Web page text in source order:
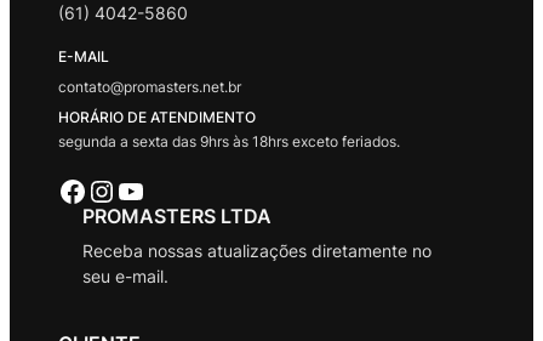
(61) 4042-5860
E-MAIL
contato@promasters.net.br
HORÁRIO DE ATENDIMENTO
segunda a sexta das 9hrs às 18hrs exceto feriados.
Facebook Instagram Youtube
PROMASTERS LTDA
Receba nossas atualizações diretamente no
seu e-mail.